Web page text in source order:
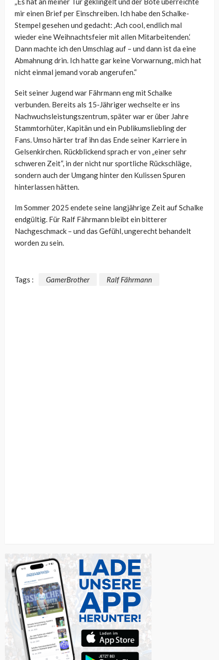
mir einen Brief per Einschreiben. Ich habe den Schalke-
Stempel gesehen und gedacht: ‚Ach cool, endlich mal
wieder eine Weihnachtsfeier mit allen Mitarbeitenden.‘
Dann machte ich den Umschlag auf – und dann ist da eine
Abmahnung drin. Ich hatte gar keine Vorwarnung, mich hat
nicht einmal jemand vorab angerufen.“
Seit seiner Jugend war Fährmann eng mit Schalke
verbunden. Bereits als 15-Jähriger wechselte er ins
Nachwuchsleistungszentrum, später war er über Jahre
Stammtorhüter, Kapitän und ein Publikumsliebling der
Fans. Umso härter traf ihn das Ende seiner Karriere in
Gelsenkirchen. Rückblickend sprach er von „einer sehr
schweren Zeit“, in der nicht nur sportliche Rückschläge,
sondern auch der Umgang hinter den Kulissen Spuren
hinterlassen hätten.
Im Sommer 2025 endete seine langjährige Zeit auf Schalke
endgültig. Für Ralf Fährmann bleibt ein bitterer
Nachgeschmack – und das Gefühl, ungerecht behandelt
worden zu sein.
Tags : GamerBrother Ralf Fährmann